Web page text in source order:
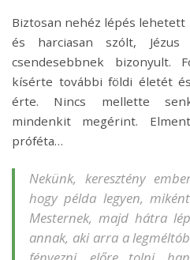
Biztosan nehéz lépés
és harciasan szólt,
csendesebbnek bizonyult.
kísérte további földi életét
érte. Nincs mellette
mindenkit megérint.
próféta…
Nekünk, keresztény
hogy példa legyen,
Mesternek, majd hátra
annak, aki arra a